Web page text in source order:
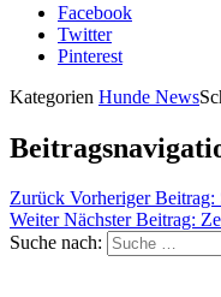
Facebook
Twitter
Pinterest
Kategorien Hunde News
Zurück Vorheriger Beitrag:
Weiter Nächster Beitrag:
Suche nach: